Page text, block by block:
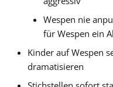
Wespen nie
für Wespen ein
Kinder auf Wespen
dramatisieren